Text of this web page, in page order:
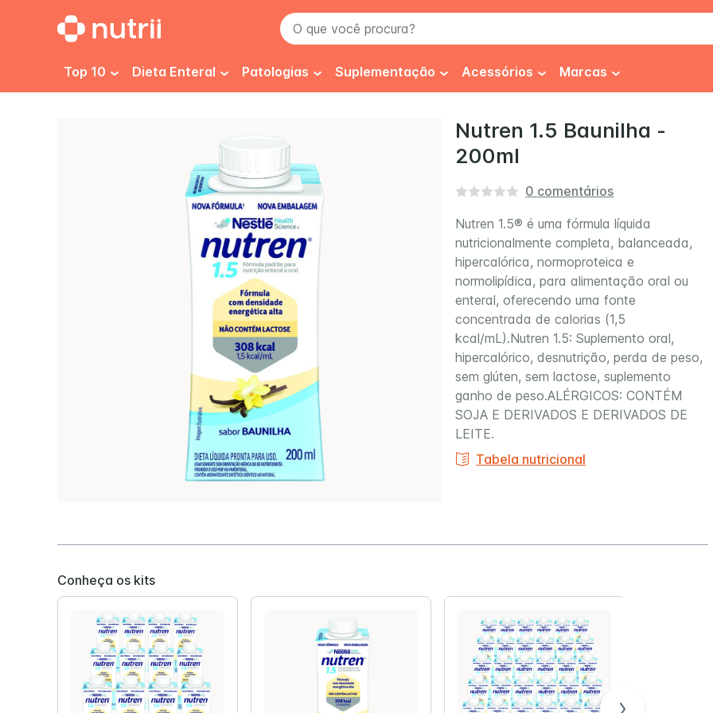
O que você procura?
Top 10
Isosource Soya Isosource Soya Fiber Thicken
Isosource Junior Impact Pessego Frasco Descartável 300ml
Dieta Enteral
Dieta 1.5 kcal
Dieta Enteral Renal
Dieta Enteral Infantil
Dieta Enteral Especializada
Dieta Enteral Diabetes
Normocalórica e Normoproteica
Hipercalórica e Hiperproteica
Hipercalorica e Normoproteica
Patologias
Imunidade
Câncer
Desnutrição
Gastrointestinais
Renal
Cicatrização
Diabetes
Disfagia
Suplementação Acessórios
Frasco
Equipo
Seringa
Higienização
Fixadores
Luvas
Marcas
FiberMais®
Fresubin
Impact®
Isosource®
Nestlé Health Science
Novasource®
Nutren®
Peptamen®
Prodiet
Nutren 1.5 Baunilha -
200ml
0 comentários
Nutren 1.5® é uma fórmula líquida
nutricionalmente completa, balanceada,
hipercalórica, normoproteica e
normolipídica, para alimentação oral ou
enteral, oferecendo uma fonte
concentrada de calorias (1,5
kcal/mL).Nutren 1.5: Suplemento oral,
hipercalórico, desnutrição, perda de peso,
sem glúten, sem lactose, suplemento
ganho de peso.ALÉRGICOS: CONTÉM
SOJA E DERIVADOS E DERIVADOS DE
LEITE.
Tabela nutricional
Conheça os kits